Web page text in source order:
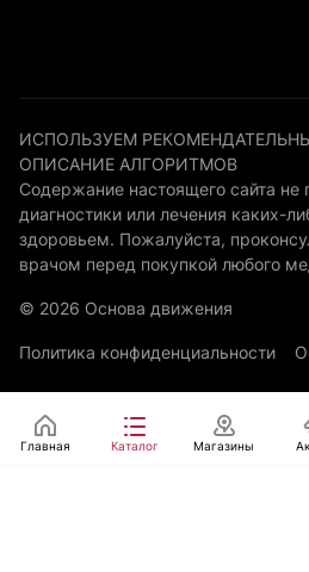
ИСПОЛЬЗУЕМ
ОПИСАНИЕ АЛГОРИТМОВ
Содержание настоящего сайта не
диагностики или лечения каких-
здоровьем. Пожалуйста,
врачом перед покупкой любого
© 2026 Основа движения
Политика конфиденциальности
Главная Каталог Магазины